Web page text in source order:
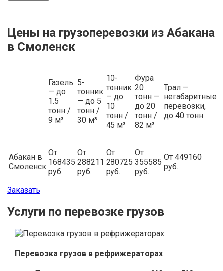
Цены на грузоперевозки из Абакана
в Смоленск
Газель
— до
1.5
тонн /
9 м³
5-
тонник
— до 5
тонн /
30 м³
10-
тонник
— до
10
тонн /
45 м³
Фура
20
тонн —
до 20
тонн /
82 м³
Трал —
негабаритные
перевозки,
до 40 тонн
Абакан в
Смоленск
От
168435
руб.
От
288211
руб.
От
280725
руб.
От
355585
руб.
От 449160
руб.
Заказать
Услуги по перевозке грузов
Перевозка грузов в рефрижераторах